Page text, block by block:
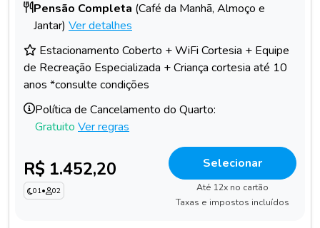
Pensão Completa (Café da Manhã, Almoço e
Jantar) Ver detalhes
Estacionamento Coberto + WiFi Cortesia + Equipe
de Recreação Especializada + Criança cortesia até 10
anos *consulte condições
Política de Cancelamento do Quarto:
Gratuito Ver regras
R$ 1.452,20
01• 02
Selecionar
Até 12x no cartão
Taxas e impostos incluídos